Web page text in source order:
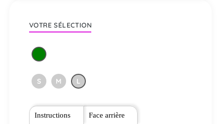
VOTRE SÉLECTION
S M L
Instructions Face arrière